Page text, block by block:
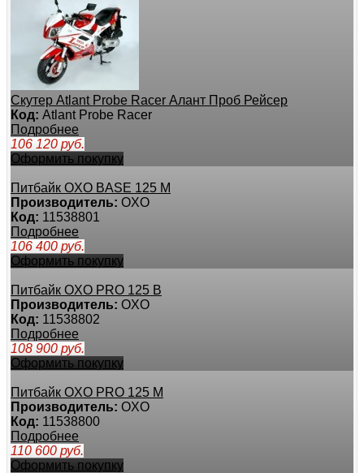
Скутер Atlant Probe Racer Алант Проб Рейсер
Код: Atlant Probe Racer
Подробнее
106 120 руб.
Оформить покупку
Питбайк OXO BASE 125 M
Производитель: OXO
Код: 11538801
Подробнее
106 400 руб.
Оформить покупку
Питбайк OXO PRO 125 B
Производитель: OXO
Код: 11538802
Подробнее
108 900 руб.
Оформить покупку
Питбайк OXO PRO 125 M
Производитель: OXO
Код: 11538800
Подробнее
110 600 руб.
Оформить покупку